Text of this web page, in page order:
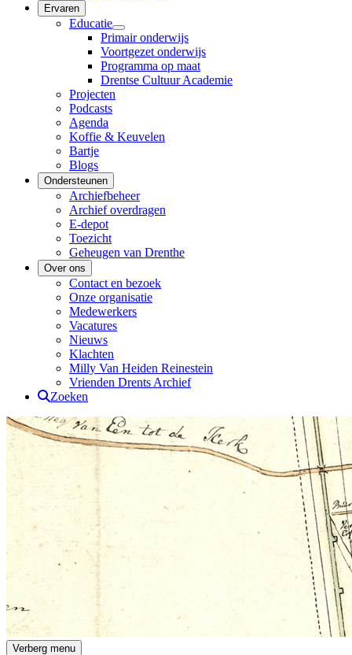
Ervaren
Educatie
Primair onderwijs
Voortgezet onderwijs
Programma op maat
Drentse Cultuur Academie
Projecten
Podcasts
Agenda
Koffie & Keuvelen
Bartje
Blogs
Ondersteunen
Archiefbeheer
Archief overdragen
E-depot
Toezicht
Geheugen van Drenthe
Over ons
Contact en bezoek
Onze organisatie
Medewerkers
Vacatures
Nieuws
Klachten
Milly Van Heiden Reinestein
Vrienden Drents Archief
Zoeken
Drents Archief
Verberg menu